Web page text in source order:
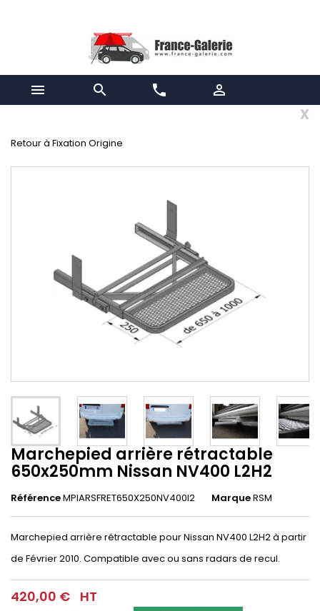
  phone 
x
Retour à Fixation Origine
Marchepied arrière rétractable
650x250mm Nissan NV400 L2H2
RéférenceMPIARSFRET650X250NV400l2 MarqueRSM
Marchepied arrière rétractable pour Nissan NV400 L2H2 à partir
de Février 2010. Compatible avec ou sans radars de recul.
420,00 € HT